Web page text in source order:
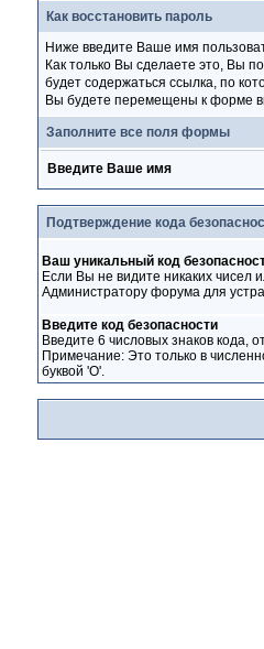
Как восстановить пароль
Ниже введите Ваше имя
Как только Вы сделаете это, Вы
будет содержаться ссылка, по
Вы будете перемещены к форме
Заполните все поля формы
Введите Ваше имя
Подтверждение кода
Ваш уникальный код
Если Вы не видите никаких чисел
Администратору форума для
Введите код безопасности
Введите 6 числовых знаков кода,
Примечание: Это только в
буквой 'O'.